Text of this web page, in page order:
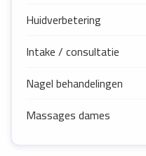
Huidverbetering
Intake / consultatie
Nagel behandelingen
Massages dames